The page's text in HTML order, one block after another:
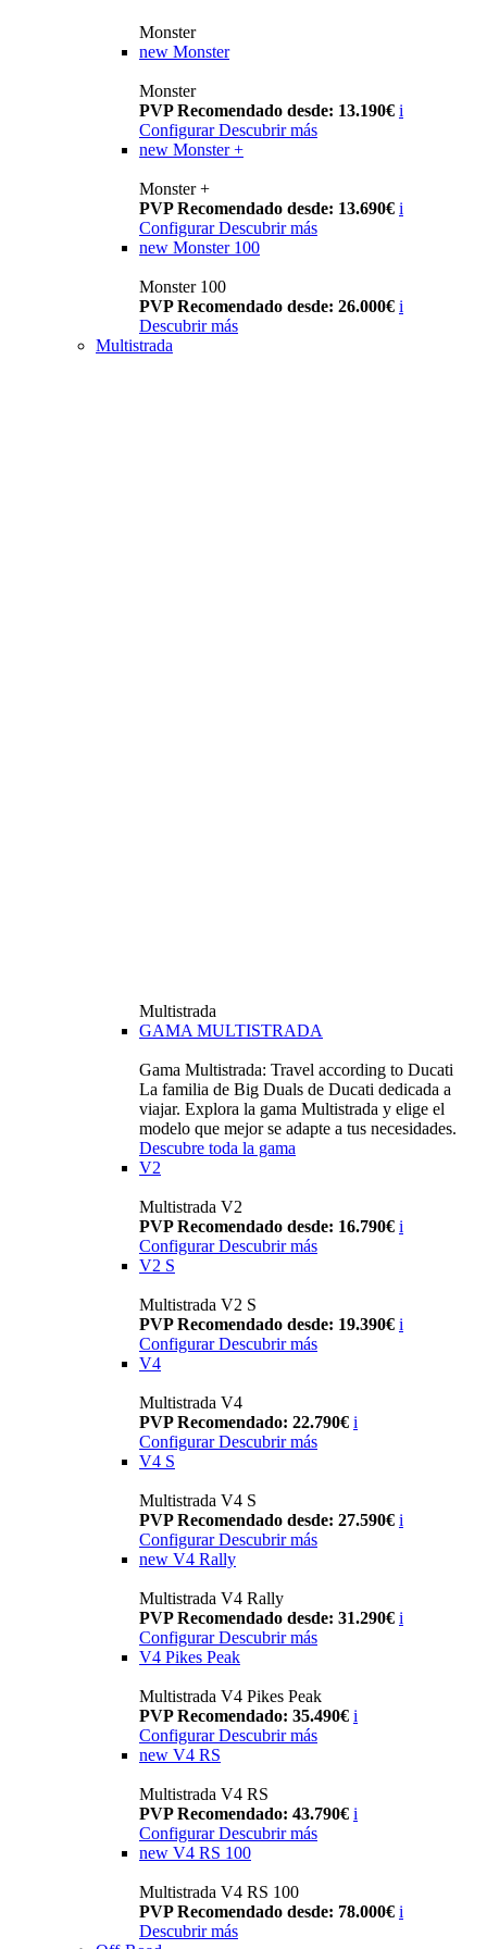
Monster
new Monster
Monster
PVP Recomendado desde: 13.190€ i
Configurar Descubrir más
new Monster +
Monster +
PVP Recomendado desde: 13.690€ i
Configurar Descubrir más
new Monster 100
Monster 100
PVP Recomendado desde: 26.000€ i
Descubrir más
Multistrada
Multistrada
GAMA MULTISTRADA
Gama Multistrada: Travel according to Ducati
La familia de Big Duals de Ducati dedicada a
viajar. Explora la gama Multistrada y elige el
modelo que mejor se adapte a tus necesidades.
Descubre toda la gama
V2
Multistrada V2
PVP Recomendado desde: 16.790€ i
Configurar Descubrir más
V2 S
Multistrada V2 S
PVP Recomendado desde: 19.390€ i
Configurar Descubrir más
V4
Multistrada V4
PVP Recomendado: 22.790€ i
Configurar Descubrir más
V4 S
Multistrada V4 S
PVP Recomendado desde: 27.590€ i
Configurar Descubrir más
new V4 Rally
Multistrada V4 Rally
PVP Recomendado desde: 31.290€ i
Configurar Descubrir más
V4 Pikes Peak
Multistrada V4 Pikes Peak
PVP Recomendado: 35.490€ i
Configurar Descubrir más
new V4 RS
Multistrada V4 RS
PVP Recomendado: 43.790€ i
ConfigurarDescubrir más
new V4 RS 100
Multistrada V4 RS 100
PVP Recomendado desde: 78.000€ i
Descubrir más